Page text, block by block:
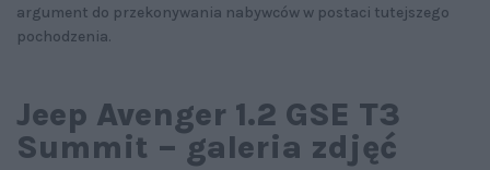
argument do przekonywania nabywców w postaci tutejszego
pochodzenia.
Jeep Avenger 1.2 GSE T3
Summit – galeria zdjęć